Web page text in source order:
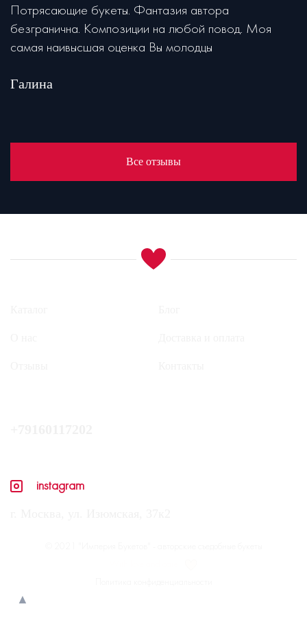
Потрясающие букеты. Фантазия автора
безгранична. Композиции на любой повод. Моя
самая наивысшая оценка Вы молодцы
Галина
Все отзывы
instagram
▲